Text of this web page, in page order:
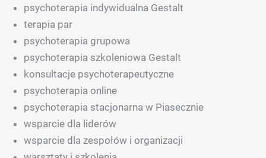
psychoterapia indywidualna Gestalt
terapia par
psychoterapia grupowa
psychoterapia szkoleniowa Gestalt
konsultacje psychoterapeutyczne
psychoterapia online
psychoterapia stacjonarna w Piasecznie
wsparcie dla liderów
wsparcie dla zespołów i organizacji